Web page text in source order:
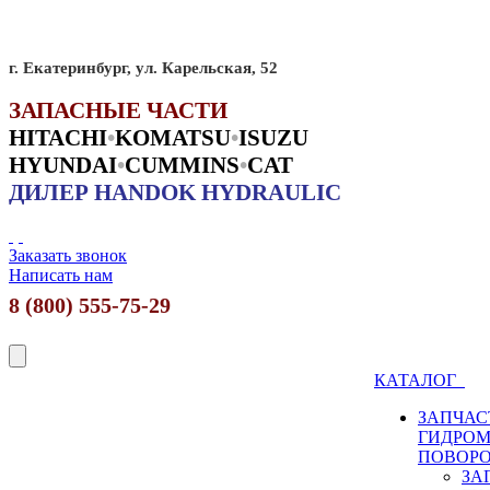
г. Екатеринбург, ул. Карельская, 52
ЗАПАСНЫЕ ЧАСТИ
HITACHI•KOMATSU•ISUZU
HYUNDAI•CUMMINS•CAT
ДИЛЕР HANDOK HYDRAULIC
Заказать звонок
Написать нам
8 (800) 555-75-29
КАТАЛОГ